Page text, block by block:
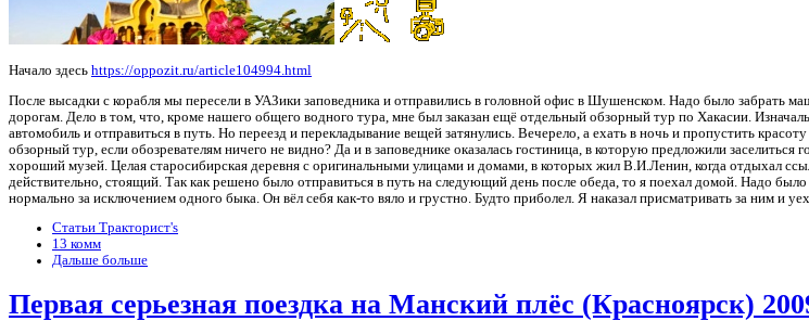
Начало здесь https://oppozit.ru/article104994.html
После высадки с корабля мы пересели в УАЗики заповедника и отправились в головной офис в Шушенском. Надо было забрать
дорогам. Дело в том, что, кроме нашего общего водного тура, мне был заказан ещё отдельный обзорный тур по Хакасии.
автомобиль и отправиться в путь. Но переезд и перекладывание вещей затянулись. Вечерело, а ехать в ночь и пропустить
обзорный тур, если обозревателям ничего не видно? Да и в заповеднике оказалась гостиница, в которую предложили
хороший музей. Целая старосибирская деревня с оригинальными улицами и домами, в которых жил В.И.Ленин, когда отдыхал
действительно, стоящий. Так как решено было отправиться в путь на следующий день после обеда, то я поехал домой. Надо
нормально за исключением одного быка. Он вёл себя как-то вяло и грустно. Будто приболел. Я наказал присматривать за ним и
Статьи Тракторист's
13 комм
Дальше больше
Первая серьезная поездка на Манский плёс (Красноярск)